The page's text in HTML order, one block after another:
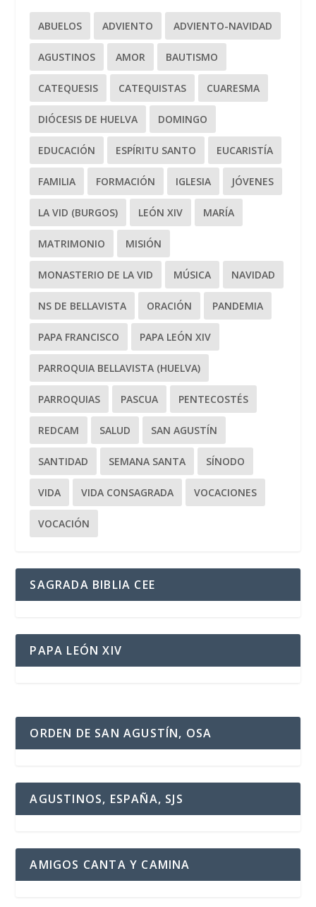
ABUELOS ADVIENTO ADVIENTO-NAVIDAD
AGUSTINOS AMOR BAUTISMO
CATEQUESIS CATEQUISTAS CUARESMA
DIÓCESIS DE HUELVA DOMINGO
EDUCACIÓN ESPÍRITU SANTO EUCARISTÍA
FAMILIA FORMACIÓN IGLESIA JÓVENES
LA VID (BURGOS) LEÓN XIV MARÍA
MATRIMONIO MISIÓN
MONASTERIO DE LA VID MÚSICA NAVIDAD
NS DE BELLAVISTA ORACIÓN PANDEMIA
PAPA FRANCISCO PAPA LEÓN XIV
PARROQUIA BELLAVISTA (HUELVA)
PARROQUIAS PASCUA PENTECOSTÉS
REDCAM SALUD SAN AGUSTÍN
SANTIDAD SEMANA SANTA SÍNODO
VIDA VIDA CONSAGRADA VOCACIONES
VOCACIÓN
SAGRADA BIBLIA CEE
PAPA LEÓN XIV
ORDEN DE SAN AGUSTÍN, OSA
AGUSTINOS, ESPAÑA, SJS
AMIGOS CANTA Y CAMINA